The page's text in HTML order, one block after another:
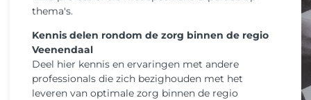
thema's.
Kennis delen rondom de zorg binnen de regio
Veenendaal
Deel hier kennis en ervaringen met andere
professionals die zich bezighouden met het
leveren van optimale zorg binnen de regio